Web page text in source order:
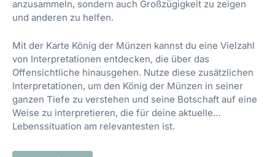
anzusammeln, sondern auch Großzügigkeit zu zeigen
und anderen zu helfen.
Mit der Karte König der Münzen kannst du eine Vielzahl
von Interpretationen entdecken, die über das
Offensichtliche hinausgehen. Nutze diese zusätzlichen
Interpretationen, um den König der Münzen in seiner
ganzen Tiefe zu verstehen und seine Botschaft auf eine
Weise zu interpretieren, die für deine aktuelle
Lebenssituation am relevantesten ist.